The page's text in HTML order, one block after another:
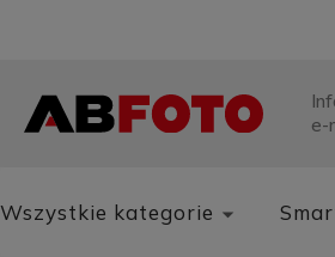
e-
Wszystkie kategorie